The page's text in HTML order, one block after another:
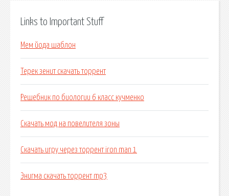
Links to Important Stuff
Мем йода шаблон
Терек зенит скачать торрент
Решебник по биологии 6 класс кучменко
Скачать мод на повелителя зоны
Скачать игру через торрент iron man 1
Энигма скачать торрент mp3